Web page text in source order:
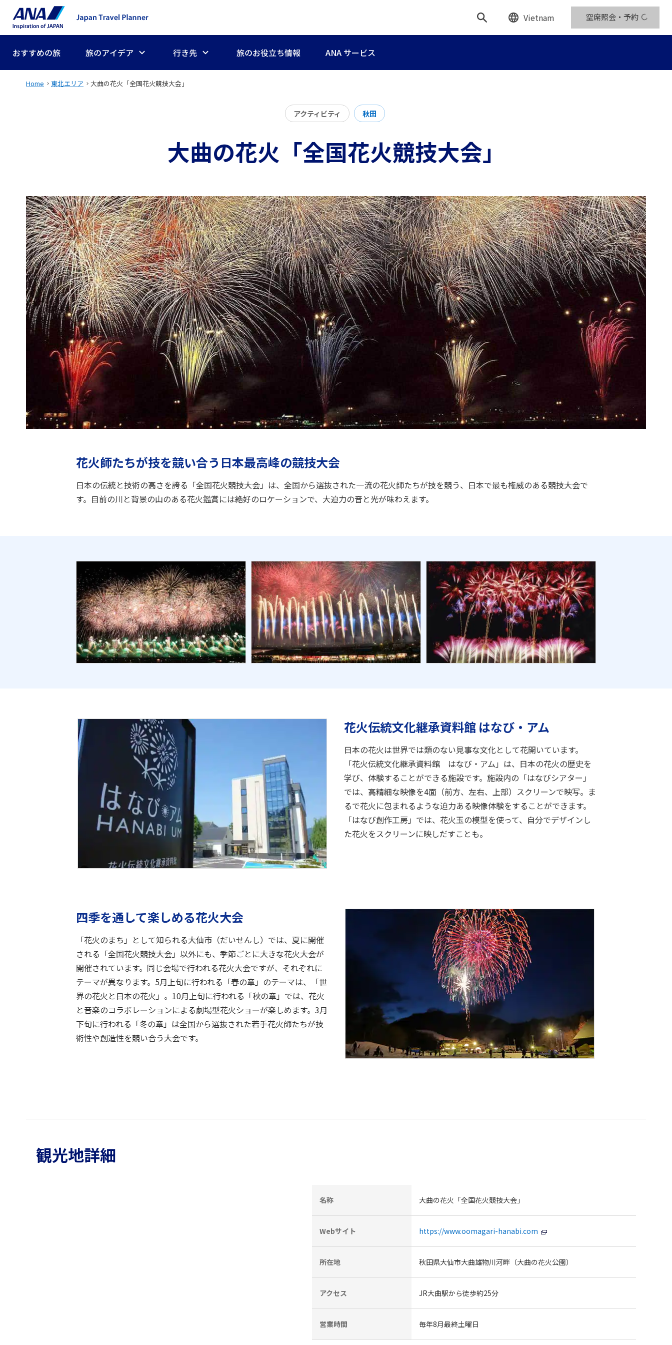
Vietnam 空席照会・予約
おすすめの旅 旅のアイデア 行き先 旅のお役立ち情報 ANA サービス
Home 東北エリア 大曲の花火「全国花火競技大会」
アクティビティ 秋田
大曲の花火「全国花火競技大会」
花火師たちが技を競い合う日本最高峰の競技大会
日本の伝統と技術の高さを誇る「全国花火競技大会」は、全国から選抜された一流の花火師たちが技を競う、日本で最も権威のある競技大会で
す。目前の川と背景の山のある花火鑑賞には絶好のロケーションで、大迫力の音と光が味わえます。
花火伝統文化継承資料館 はなび・アム
日本の花火は世界では類のない見事な文化として花開いています。
「花火伝統文化継承資料館 はなび・アム」は、日本の花火の歴史を
学び、体験することができる施設です。施設内の「はなびシアター」
では、高精細な映像を4面（前方、左右、上部）スクリーンで映写。ま
るで花火に包まれるような迫力ある映像体験をすることができます。
「はなび創作工房」では、花火玉の模型を使って、自分でデザインし
た花火をスクリーンに映しだすことも。
四季を通して楽しめる花火大会
「花火のまち」として知られる大仙市（だいせんし）では、夏に開催
される「全国花火競技大会」以外にも、季節ごとに大きな花火大会が
開催されています。同じ会場で行われる花火大会ですが、それぞれに
テーマが異なります。5月上旬に行われる「春の章」のテーマは、「世
界の花火と日本の花火」。10月上旬に行われる「秋の章」では、花火
と音楽のコラボレーションによる劇場型花火ショーが楽しめます。3月
下旬に行われる「冬の章」は全国から選抜された若手花火師たちが技
術性や創造性を競い合う大会です。
観光地詳細
名称 大曲の花火「全国花火競技大会」
Webサイト https://www.oomagari-hanabi.com
所在地 秋田県大仙市大曲雄物川河畔（大曲の花火公園）
アクセス JR大曲駅から徒歩約25分
営業時間 毎年8月最終土曜日